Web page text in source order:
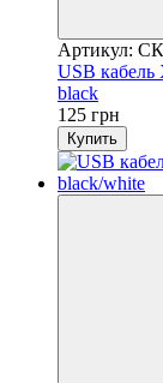
Артикул:
USB
black
125 грн
Купить